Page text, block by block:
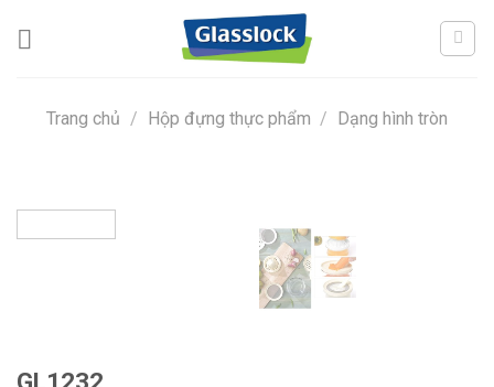
Trang chủ / Hộp đựng thực phẩm / Dạng hình tròn